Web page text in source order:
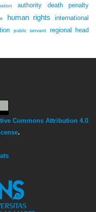
authority
death penalty
human rights
international
public servant
regional head
Commons Attribution 4.0
.